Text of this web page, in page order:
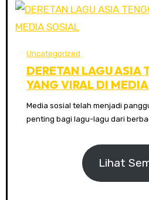
Uncategorized
DERETAN LAGU ASIA
YANG VIRAL DI
Media sosial telah menjadi panggung utama yang sangat
penting bagi lagu-lagu dari
Lihat